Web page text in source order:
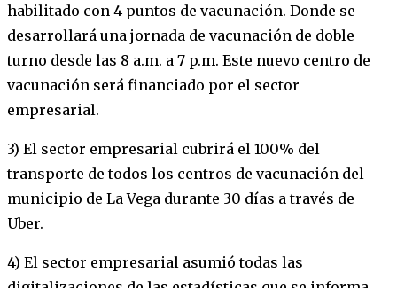
habilitado con 4 puntos de vacunación. Donde se
desarrollará una jornada de vacunación de doble
turno desde las 8 a.m. a 7 p.m. Este nuevo centro de
vacunación será financiado por el sector
empresarial.
3) El sector empresarial cubrirá el 100% del
transporte de todos los centros de vacunación del
municipio de La Vega durante 30 días a través de
Uber.
4) El sector empresarial asumió todas las